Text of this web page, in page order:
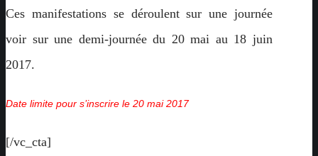
Ces manifestations se déroulent sur une journée
voir sur une demi-journée du 20 mai au 18 juin
2017.
Date limite pour s’inscrire le 20 mai 2017
[/vc_cta]